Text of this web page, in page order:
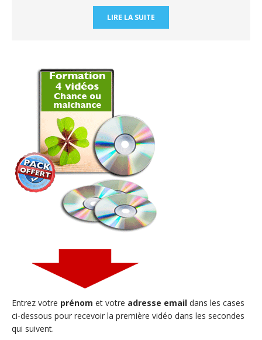
LIRE LA SUITE
Entrez votre prénom et votre adresse email dans les cases
ci-dessous pour recevoir la première vidéo dans les secondes
qui suivent.